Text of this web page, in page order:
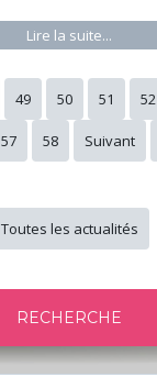
Lire la suite...
49 50 51 52
57 58 Suivant
Toutes les actualités
RECHERCHE